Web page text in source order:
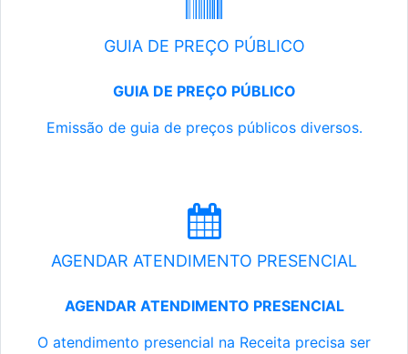
GUIA DE PREÇO PÚBLICO
GUIA DE PREÇO PÚBLICO
Emissão de guia de preços públicos diversos.
AGENDAR ATENDIMENTO PRESENCIAL
AGENDAR ATENDIMENTO PRESENCIAL
O atendimento presencial na Receita precisa ser